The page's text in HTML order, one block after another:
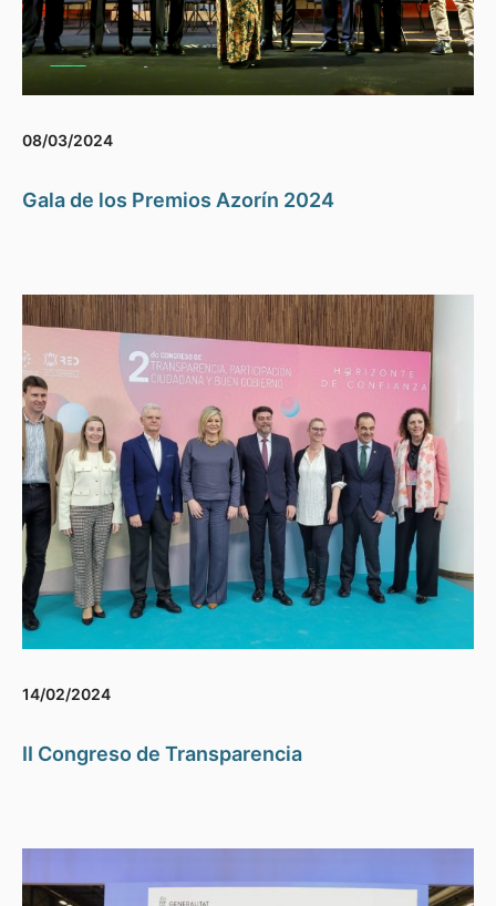
08/03/2024
Gala de los Premios Azorín 2024
14/02/2024
II Congreso de Transparencia